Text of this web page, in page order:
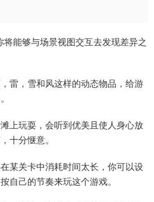
能够与场景视图交互去发现差异之
雷，雪和风这样的动态物品，给游
上玩耍，会听到优美且使人身心放
十分惬意。
某关卡中消耗时间太长，你可以设
自己的节奏来玩这个游戏。